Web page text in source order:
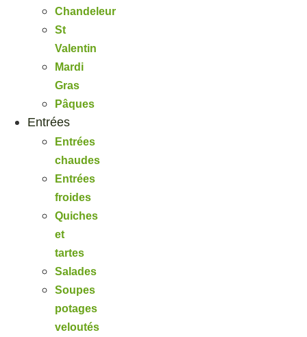
Chandeleur
St
Valentin
Mardi
Gras
Pâques
Entrées
Entrées
chaudes
Entrées
froides
Quiches
et
tartes
Salades
Soupes
potages
veloutés